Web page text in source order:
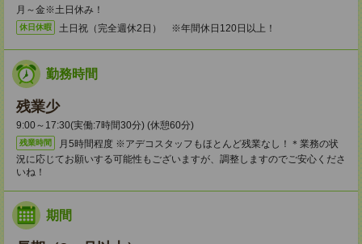
月～金※土日休み！
休日休暇 土日祝（完全週休2日） ※年間休日120日以上！
勤務時間
残業少
9:00～17:30(実働:7時間30分) (休憩60分)
残業時間
月5時間程度 ※アデコスタッフもほとんど残業なし！＊業務の状
況に応じてお願いする可能性もございますが、調整しますのでご安心くださ
いね！
期間